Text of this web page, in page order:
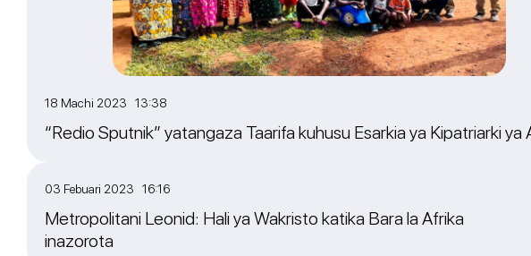
18 Machi 2023 13:38
“Redio Sputnik” yatangaza Taarifa kuhusu Esarkia ya Kipatriarki ya
03 Febuari 2023 16:16
Metropolitani Leonid: Hali ya Wakristo katika Bara la Afrika
inazorota